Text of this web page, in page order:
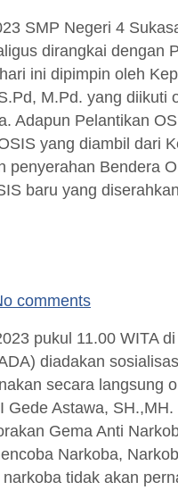
SMP Negeri 4
dirangkai dengan
ini dipimpin oleh
M.Pd. yang diikuti
Adapun Pelantikan
yang diambil dari
penyerahan Bendera
baru yang
comments
pukul 11.00 WITA
diadakan
secara langsung
Gede Astawa,
Gema Anti
Narkoba,
tidak akan